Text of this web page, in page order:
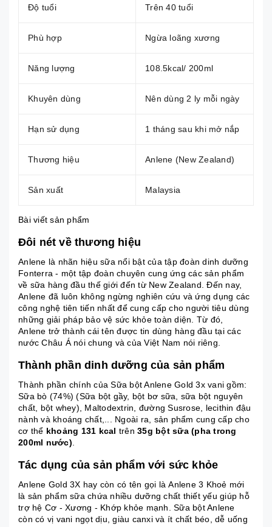
Độ tuổi Trên 40 tuổi
Phù hợp Ngừa loãng xương
Năng lượng 108.5kcal/ 200ml
Khuyên dùng Nên dùng 2 ly mỗi ngày
Hạn sử dụng 1 tháng sau khi mở nắp
Thương hiệu Anlene (New Zealand)
Sản xuất Malaysia
Bài viết sản phẩm
Đôi nét về thương hiệu
Anlene là nhãn hiệu sữa nổi bật của tập đoàn dinh dưỡng
Fonterra - một tập đoàn chuyên cung ứng các sản phẩm
về sữa hàng đầu thế giới đến từ New Zealand. Đến nay,
Anlene đã luôn không ngừng nghiên cứu và ứng dụng các
công nghệ tiên tiến nhất để cung cấp cho người tiêu dùng
những giải pháp bảo vệ sức khỏe toàn diện. Từ đó,
Anlene trở thành cái tên được tin dùng hàng đầu tại các
nước Châu Á nói chung và của Việt Nam nói riêng.
Thành phần dinh dưỡng của sản phẩm
Thành phần chính của Sữa bột Anlene Gold 3x vani gồm:
Sữa bò (74%) (Sữa bột gầy, bột bơ sữa, sữa bột nguyên
chất, bột whey), Maltodextrin, đường Susrose, lecithin đậu
nành và khoáng chất,... Ngoài ra, sản phẩm cung cấp cho
cơ thể khoảng 131 kcal trên 35g bột sữa (pha trong
200ml nước)
Tác dụng của sản phẩm với sức khỏe
Anlene Gold 3X hay còn có tên gọi là Anlene 3 Khoẻ mới
là sản phẩm sữa chứa nhiều dưỡng chất thiết yếu giúp hỗ
trợ hệ Cơ - Xương - Khớp khỏe mạnh. Sữa bột Anlene
còn có vị vani ngọt dịu, giàu canxi và ít chất béo, dễ uống